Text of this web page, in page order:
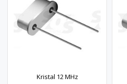
Kristal 12 MHz